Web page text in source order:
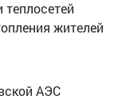
жителей
АЭС